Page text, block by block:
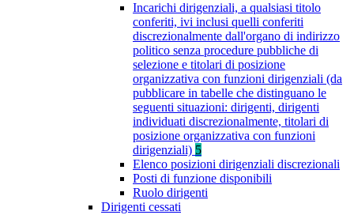
Incarichi dirigenziali, a qualsiasi titolo
conferiti, ivi inclusi quelli conferiti
discrezionalmente dall'organo di indirizzo
politico senza procedure pubbliche di
selezione e titolari di posizione
organizzativa con funzioni dirigenziali (da
pubblicare in tabelle che distinguano le
seguenti situazioni: dirigenti, dirigenti
individuati discrezionalmente, titolari di
posizione organizzativa con funzioni
dirigenziali) 5
Elenco posizioni dirigenziali discrezionali
Posti di funzione disponibili
Ruolo dirigenti
Dirigenti cessati